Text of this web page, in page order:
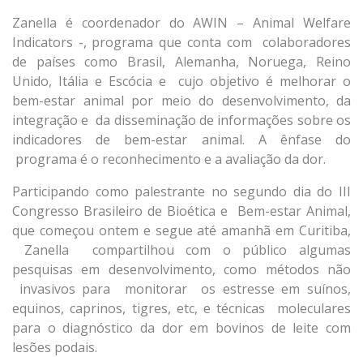
Zanella é coordenador do AWIN – Animal Welfare
Indicators -, programa que conta com colaboradores
de países como Brasil, Alemanha, Noruega, Reino
Unido, Itália e Escócia e cujo objetivo é melhorar o
bem-estar animal por meio do desenvolvimento, da
integração e da disseminação de informações sobre os
indicadores de bem-estar animal. A ênfase do
programa é o reconhecimento e a avaliação da dor.
Participando como palestrante no segundo dia do III
Congresso Brasileiro de Bioética e Bem-estar Animal,
que começou ontem e segue até amanhã em Curitiba,
Zanella compartilhou com o público algumas
pesquisas em desenvolvimento, como métodos não
invasivos para monitorar os estresse em suínos,
equinos, caprinos, tigres, etc, e técnicas moleculares
para o diagnóstico da dor em bovinos de leite com
lesões podais.